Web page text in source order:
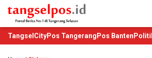
TangselCityPos Tangerang Pos Banten